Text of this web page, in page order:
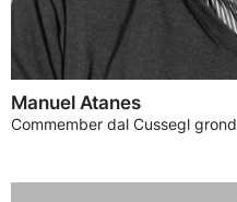
Manuel Atanes
Commember dal Cussegl grond